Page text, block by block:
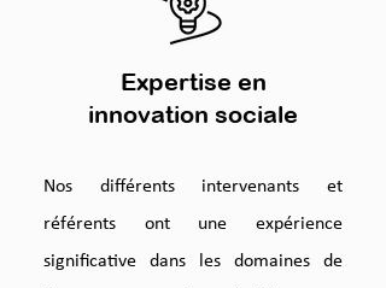
Expertise en
innovation sociale
Nos différents intervenants et
référents ont une expérience
significative dans les domaines de